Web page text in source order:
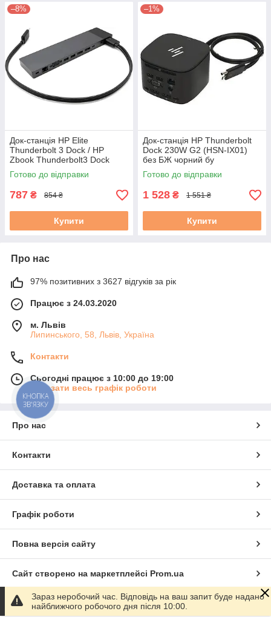
–8%
Док-станція HP Elite
Thunderbolt 3 Dock / HP
Zbook Thunderbolt3 Dock
(HSTNN-CX01) сірий без БЖ
бу
Готово до відправки
787 ₴ 854 ₴
Купити
–1%
Док-станція HP Thunderbolt
Dock 230W G2 (HSN-IX01)
без БЖ чорний бу
Готово до відправки
1 528 ₴ 1 551 ₴
Купити
Про нас
97% позитивних з 3627 відгуків за рік
Працює з 24.03.2020
м. Львів
Липинського, 58, Львів, Україна
Контакти
Сьогодні працює з 10:00 до 19:00
Показати весь графік роботи
Про нас
Контакти
Доставка та оплата
Графік роботи
Повна версія сайту
Сайт створено на маркетплейсі Prom.ua
Політика конфіденційності
Зараз неробочий час. Відповідь на ваш запит буде надано
найближчого робочого дня після 10:00.
КНОПКА
ЗВ'ЯЗКУ